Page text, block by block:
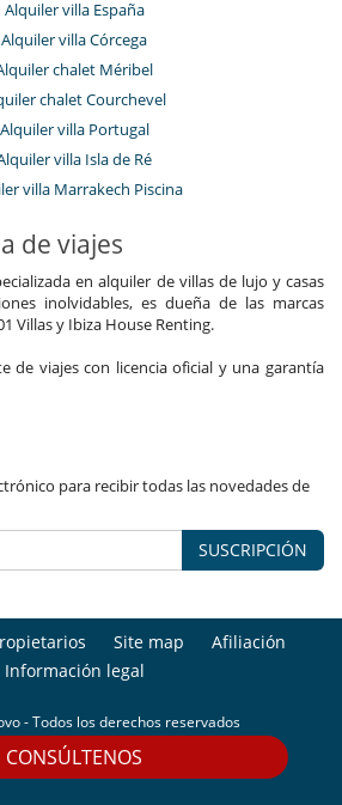
CONSÚLTENOS
Alquiler villa España
Alquiler villa Córcega
chalet Méribel
chalet Courchevel
Alquiler villa Portugal
villa Isla de Ré
villa Marrakech Piscina
de viajes
en alquiler de villas de lujo y casas
inolvidables, es dueña de las marcas
Villas y Ibiza House Renting.
de viajes con licencia oficial y una garantía
para recibir todas las novedades de
SUSCRIPCIÓN
Site map
Afiliación
Información legal
- Todos los derechos reservados